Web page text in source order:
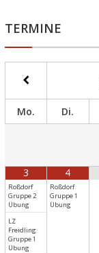
TERMINE
Mo. Di.
3
Roßdorf
Gruppe 2
Übung
LZ
Freidling
Gruppe 1
Übung
4
Roßdorf
Gruppe 1
Übung